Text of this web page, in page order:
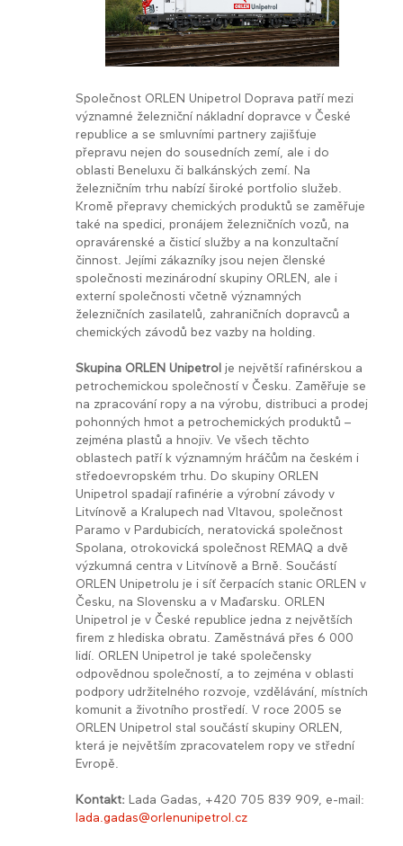
Společnost ORLEN Unipetrol Doprava patří mezi
významné železniční nákladní dopravce v České
republice a se smluvními partnery zajišťuje
přepravu nejen do sousedních zemí, ale i do
oblasti Beneluxu či balkánských zemí. Na
železničním trhu nabízí široké portfolio služeb.
Kromě přepravy chemických produktů se zaměřuje
také na spedici, pronájem železničních vozů, na
opravárenské a čisticí služby a na konzultační
činnost. Jejími zákazníky jsou nejen členské
společnosti mezinárodní skupiny ORLEN, ale i
externí společnosti včetně významných
železničních zasilatelů, zahraničních dopravců a
chemických závodů bez vazby na holding.
Skupina ORLEN Unipetrol je největší rafinérskou a
petrochemickou společností v Česku. Zaměřuje se
na zpracování ropy a na výrobu, distribuci a prodej
pohonných hmot a petrochemických produktů –
zejména plastů a hnojiv. Ve všech těchto
oblastech patří k významným hráčům na českém i
středoevropském trhu. Do skupiny ORLEN
Unipetrol spadají rafinérie a výrobní závody v
Litvínově a Kralupech nad Vltavou, společnost
Paramo v Pardubicích, neratovická společnost
Spolana, otrokovická společnost REMAQ a dvě
výzkumná centra v Litvínově a Brně. Součástí
ORLEN Unipetrolu je i síť čerpacích stanic ORLEN v
Česku, na Slovensku a v Maďarsku. ORLEN
Unipetrol je v České republice jedna z největších
firem z hlediska obratu. Zaměstnává přes 6 000
lidí. ORLEN Unipetrol je také společensky
odpovědnou společností, a to zejména v oblasti
podpory udržitelného rozvoje, vzdělávání, místních
komunit a životního prostředí. V roce 2005 se
ORLEN Unipetrol stal součástí skupiny ORLEN,
která je největším zpracovatelem ropy ve střední
Evropě.
Kontakt: Lada Gadas, +420 705 839 909, e-mail:
lada.gadas@orlenunipetrol.cz​